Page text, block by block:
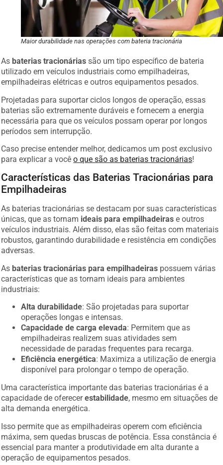
Maior durabilidade nas operações com bateria tracionária
As baterias tracionárias
são um tipo específico de bateria
utilizado em veículos industriais como empilhadeiras,
empilhadeiras elétricas e outros equipamentos pesados.
Projetadas para suportar ciclos longos de operação, essas
baterias são extremamente duráveis e fornecem a energia
necessária para que os veículos possam operar por longos
períodos sem interrupção.
Caso precise entender melhor, dedicamos um post exclusivo
para explicar a vocêo que são as baterias tracionárias!
Características das Baterias Tracionárias para
Empilhadeiras
As baterias tracionárias se destacam por suas características
únicas, que as tornam ideais para empilhadeiras
e outros
veículos industriais. Além disso, elas são feitas com materiais
robustos, garantindo durabilidade e resistência em condições
adversas.
As baterias tracionárias para empilhadeiras
possuem várias
características que as tornam ideais para ambientes
industriais:
Alta durabilidade
: São projetadas para suportar
operações longas e intensas.
Capacidade de carga elevada
: Permitem que as
empilhadeiras realizem suas atividades sem
necessidade de paradas frequentes para recarga.
Eficiência energética
: Maximiza a utilização de energia
disponível para prolongar o tempo de operação.
Uma característica importante das baterias tracionárias é a
capacidade de oferecer
estabilidade
, mesmo em situações de
alta demanda energética.
Isso permite que as empilhadeiras operem com eficiência
máxima, sem quedas bruscas de potência. Essa constância é
essencial para manter a produtividade em alta durante a
operação de equipamentos pesados.